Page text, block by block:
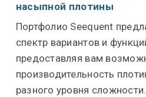
насыпной плотины
Портфолио Seequent
спектр вариантов и
предоставляя вам
производительность
разного уровня